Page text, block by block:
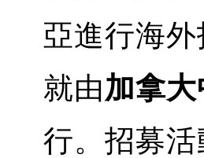
亞進行海
就由加拿
行。招募